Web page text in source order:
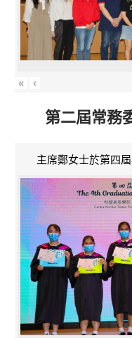
« ‹
第二屆常
主席鄭女士於第四